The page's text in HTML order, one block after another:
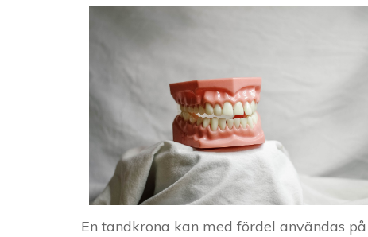
En tandkrona kan med fördel användas